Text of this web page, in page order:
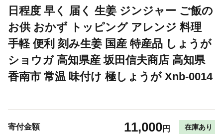
日程度 早く 届く 生姜 ジンジャー ご飯の
お供 おかず トッピング アレンジ 料理
手軽 便利 刻み生姜 国産 特産品 しょうが
ショウガ 高知県産 坂田信夫商店 高知県
香南市 常温 味付け 極しょうが Xnb-0014
寄付金額 11,000円 在庫あり